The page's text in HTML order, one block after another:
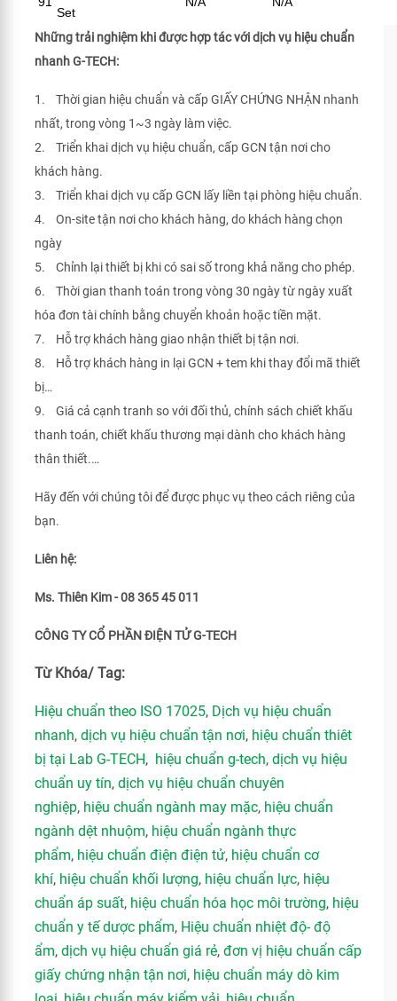
Set
Những trải nghiệm khi được hợp tác với dịch vụ hiệu chuẩn
nhanh G-TECH:
1. Thời gian hiệu chuẩn và cấp GIẤY CHỨNG NHẬN nhanh
nhất, trong vòng 1~3 ngày làm việc.
2. Triển khai dịch vụ hiệu chuẩn, cấp GCN tận nơi cho
khách hàng.
3. Triển khai dịch vụ cấp GCN lấy liền tại phòng hiệu chuẩn.
4. On-site tận nơi cho khách hàng, do khách hàng chọn
ngày
5. Chỉnh lại thiết bị khi có sai số trong khả năng cho phép.
6. Thời gian thanh toán trong vòng 30 ngày từ ngày xuất
hóa đơn tài chính bằng chuyển khoản hoặc tiền mặt.
7. Hỗ trợ khách hàng giao nhận thiết bị tận nơi.
8. Hỗ trợ khách hàng in lại GCN + tem khi thay đổi mã thiết
bị…
9. Giá cả cạnh tranh so với đối thủ, chính sách chiết khấu
thanh toán, chiết khấu thương mại dành cho khách hàng
thân thiết.…
Hãy đến với chúng tôi để được phục vụ theo cách riêng của
bạn.
Liên hệ:
Ms. Thiên Kim - 08 365 45 011
CÔNG TY CỔ PHẦN ĐIỆN TỬ G-TECH
Từ Khóa/ Tag:
Hiệu chuẩn theo ISO 17025, Dịch vụ hiệu chuẩn
nhanh, dịch vụ hiệu chuẩn tận nơi, hiệu chuẩn thiêt
bị tại Lab G-TECH, hiệu chuẩn g-tech, dịch vụ hiệu
chuẩn uy tín, dịch vụ hiệu chuẩn chuyên
nghiệp, hiệu chuẩn ngành may mặc, hiệu chuẩn
ngành dệt nhuộm, hiệu chuẩn ngành thực
phẩm, hiệu chuẩn điện điện tử, hiệu chuẩn cơ
khí, hiệu chuẩn khối lượng, hiệu chuẩn lực, hiệu
chuẩn áp suất, hiệu chuẩn hóa học môi trường, hiệu
chuẩn y tế dược phẩm, Hiệu chuẩn nhiệt độ- độ
ẩm, dịch vụ hiệu chuẩn giá rẻ, đơn vị hiệu chuẩn cấp
giấy chứng nhận tận nơi, hiệu chuẩn máy dò kim